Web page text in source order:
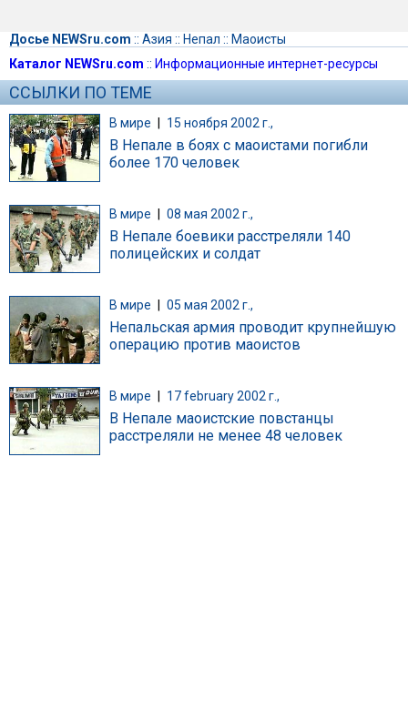
Досье NEWSru.com :: Азия :: Непал :: Маоисты
Каталог NEWSru.com :: Информационные интернет-ресурсы
ССЫЛКИ ПО ТЕМЕ
В мире | 15 ноября 2002 г.,
В Непале в боях с маоистами погибли
более 170 человек
В мире 08 мая 2002 г.,
В Непале боевики расстреляли 140
полицейских и солдат
В мире 05 мая 2002 г.,
Непальская армия проводит крупнейшую
операцию против маоистов
В мире 17 february 2002 г.,
В Непале маоистские повстанцы
расстреляли не менее 48 человек